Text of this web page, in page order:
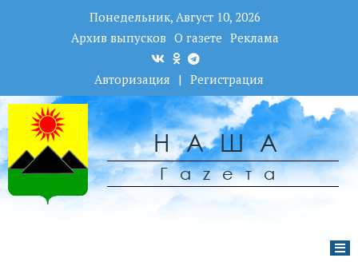
Понедельник, Август 10, 2026
Архив выпусков О газете Реклама
Авторизация | Регистрация
НАША
Гаzета